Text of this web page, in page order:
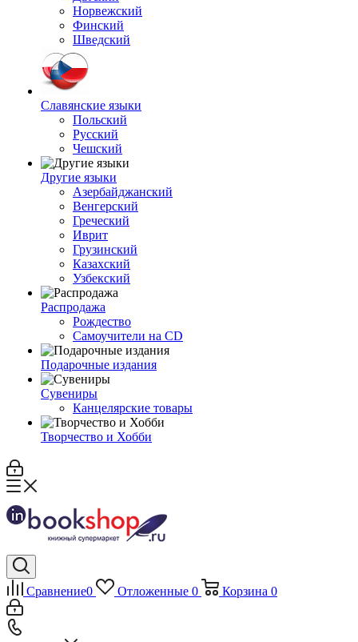
Норвежский
Финский
Шведский
Славянские языки
Польский
Русский
Чешский
Другие языки
Азербайджанский
Венгерский
Греческий
Иврит
Грузинский
Казахский
Узбекский
Распродажа
Рождество
Самоучители на CD
Подарочные издания
Сувениры
Канцелярские товары
Творчество и Хобби
Сравнение0 Отложенные 0 Корзина 0